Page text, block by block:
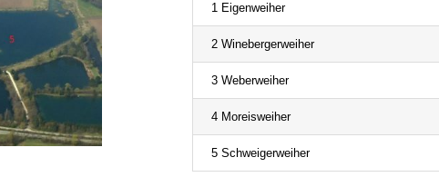
1 Eigenweiher
2 Winebergerweiher
3 Weberweiher
4 Moreisweiher
5 Schweigerweiher